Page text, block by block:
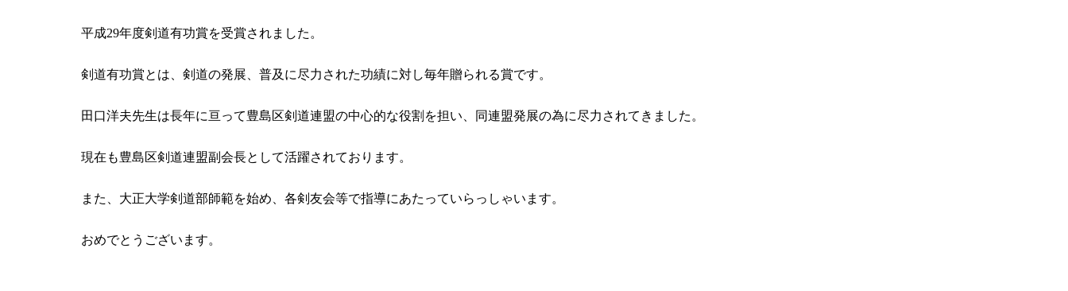
平成29年度剣道有功賞を受賞されました。
剣道有功賞とは、剣道の発展、普及に尽力された功績に対し毎年贈られる賞です。
田口洋夫先生は長年に亘って豊島区剣道連盟の中心的な役割を担い、同連盟発展の為に尽力されてきました。
現在も豊島区剣道連盟副会長として活躍されております。
また、大正大学剣道部師範を始め、各剣友会等で指導にあたっていらっしゃいます。
おめでとうございます。